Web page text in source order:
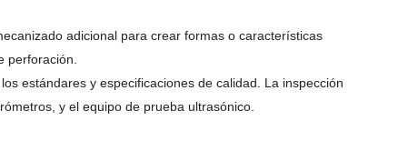
adicional para crear formas o características
perforación.
estándares y especificaciones de calidad. La inspección
y el equipo de prueba ultrasónico.